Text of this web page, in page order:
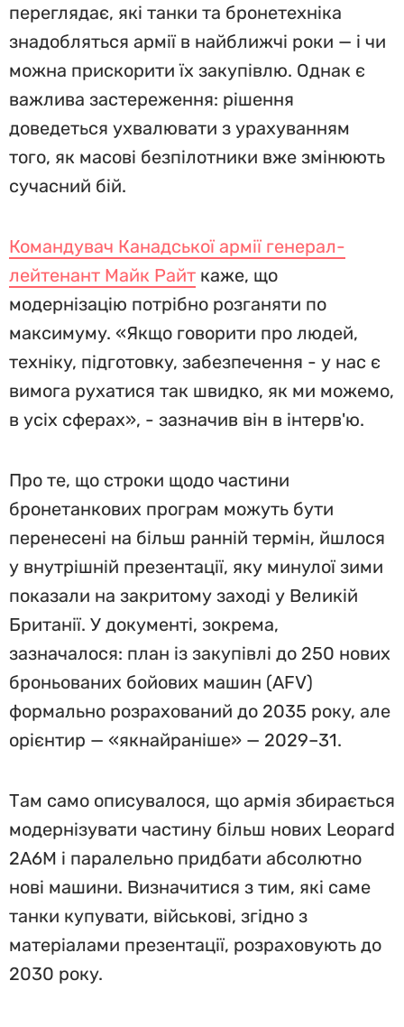
переглядає, які танки та бронетехніка
знадобляться армії в найближчі роки — і чи
можна прискорити їх закупівлю. Однак є
важлива застереження: рішення
доведеться ухвалювати з урахуванням
того, як масові безпілотники вже змінюють
сучасний бій.
Командувач Канадської армії генерал-
лейтенант Майк Райт каже, що
модернізацію потрібно розганяти по
максимуму. «Якщо говорити про людей,
техніку, підготовку, забезпечення - у нас є
вимога рухатися так швидко, як ми можемо,
в усіх сферах», - зазначив він в інтерв'ю.
Про те, що строки щодо частини
бронетанкових програм можуть бути
перенесені на більш ранній термін, йшлося
у внутрішній презентації, яку минулої зими
показали на закритому заході у Великій
Британії. У документі, зокрема,
зазначалося: план із закупівлі до 250 нових
броньованих бойових машин (AFV)
формально розрахований до 2035 року, але
орієнтир — «якнайраніше» — 2029–31.
Там само описувалося, що армія збирається
модернізувати частину більш нових Leopard
2A6M і паралельно придбати абсолютно
нові машини. Визначитися з тим, які саме
танки купувати, військові, згідно з
матеріалами презентації, розраховують до
2030 року.